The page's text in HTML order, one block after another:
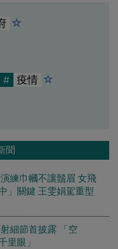
# 疫情
聞
練巾幗不讓鬚眉 女飛
」關鍵 王雯娟駕重型
細節首披露 「空
里眼」